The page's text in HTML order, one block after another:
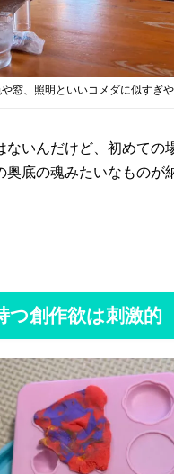
窓、照明といいコメダに似すぎ
ないんだけど、初めての
奥底の魂みたいなものが
つ創作欲は刺激的